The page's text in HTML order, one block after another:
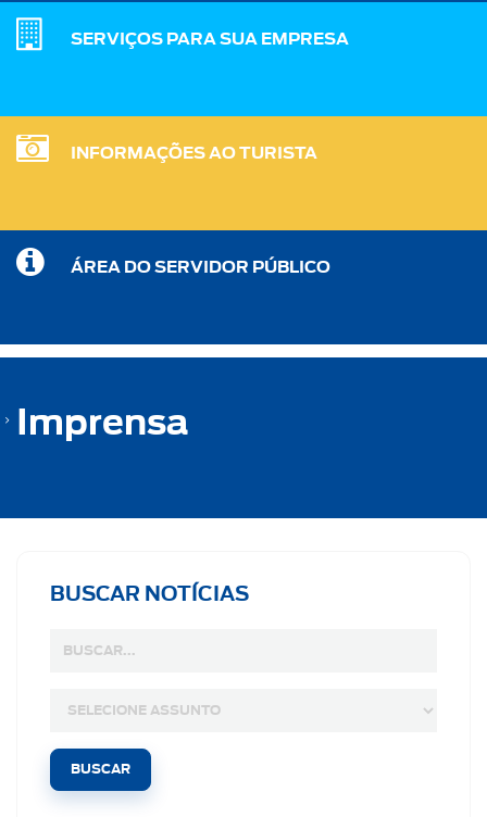
SERVIÇOS PARA SUA EMPRESA
INFORMAÇÕES AO TURISTA
ÁREA DO SERVIDOR PÚBLICO
Imprensa
BUSCAR NOTÍCIAS